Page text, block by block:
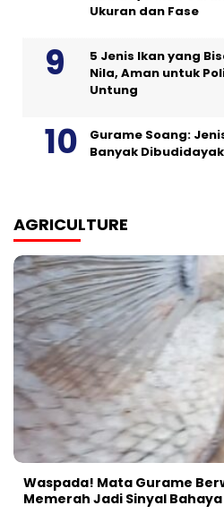
Ukuran dan Fase
5 Jenis Ikan yang
Nila, Aman untuk
Untung
Gurame Soang:
Banyak
AGRICULTURE
Waspada! Mata Gurame
Memerah Jadi Sinyal